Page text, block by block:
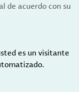
de acuerdo con su
es un visitante